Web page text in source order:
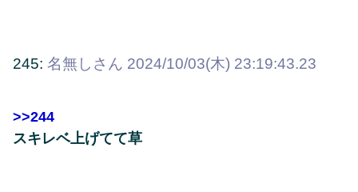
245: 名無しさん 2024/10/03(木) 23:19:43.23
>>244
スキレベ上げてて草